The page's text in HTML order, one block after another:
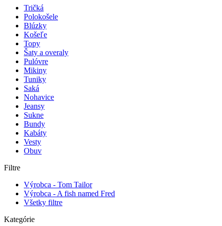
Tričká
Polokošele
Blúzky
Košeľe
Topy
Šaty a overaly
Pulóvre
Mikiny
Tuniky
Saká
Nohavice
Jeansy
Sukne
Bundy
Kabáty
Vesty
Obuv
Filtre
Výrobca - Tom Tailor
Výrobca - A fish named Fred
Všetky filtre
Kategórie